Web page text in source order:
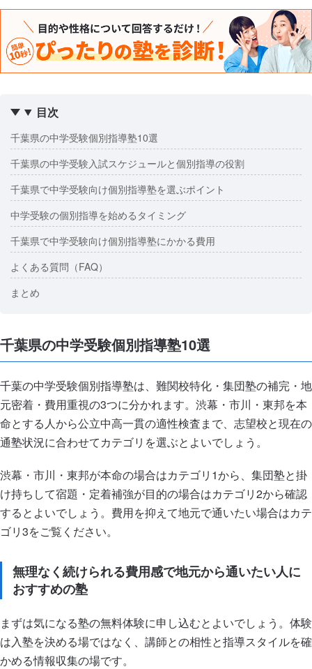
目次
千葉県の中学受験個別指導塾10選
千葉県の中学受験入試スケジュールと個別指導の役割
千葉県で中学受験向け個別指導塾を選ぶポイント
中学受験の個別指導を始めるタイミング
千葉県で中学受験向け個別指導塾にかかる費用
よくある質問（FAQ）
まとめ
千葉県の中学受験個別指導塾10選
千葉の中学受験個別指導塾は、難関校特化・集団塾の補完・地
元密着・費用重視の3つに分かれます。渋幕・市川・東邦を本
命とする人から公立中高一貫の適性検査まで、志望校と現在の
通塾状況に合わせてカテゴリを選ぶとよいでしょう。
渋幕・市川・東邦が本命の場合はカテゴリ1から、集団塾と掛
け持ちして宿題・定着補強が目的の場合はカテゴリ2から確認
するとよいでしょう。費用を抑えて地元で通いたい場合はカテ
ゴリ3をご覧ください。
無理なく続けられる費用感で地元から通いたい人に
おすすめの塾
まずは気になる塾の無料体験に申し込むとよいでしょう。体験
は入塾を決める場ではなく、講師との相性と指導スタイルを確
かめる情報収集の場です。